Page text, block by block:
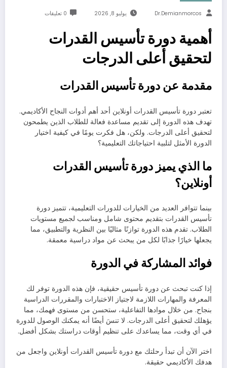
Dr.demianmorcos يوليو 8, 2026 0 تعليقات
أهمية دورة تأسيس القدرات
لتحقيق أعلى الدرجات
مقدمة عن دورة تأسيس القدرات
تعتبر دورة تأسيس القدرات أونلاين أحد أهم أدوات النجاح الأكاديمي.
تهدف هذه الدورة إلى تقديم مساعدة فعالة للطلاب الذين يطمحون
لتحقيق أعلى الدرجات. ولكن، هل فكرت يومًا في كيفية اختيار
الدورة الأمثل لتلبية احتياجاتك التعليمية؟
ما الذي يميز دورة تأسيس القدرات
أونلاين؟
بينما تتوافر العديد من الخيارات للدورات التعليمية، تتميز دورة
تأسيس القدرات بتقديم محتوى شامل ومناسب لجميع مستويات
الطلاب. تقدم هذه الدورة توازنًا مثاليًا بين النظرية والتطبيق، مما
يجعلها خيارًا جذابًا لكل من يبحث عن مواد دراسية معمقة.
فوائد المشاركة في الدورة
إذا كنت تبحث عن دورة تأسيس حقيقية، فإن هذه الدورة توفر لك
المعرفة والمهارات اللازمة لاجتياز الاختبارات والمقررات الدراسية
بنجاح. من خلال موادها التفاعلية، ستحسن من مستوى فهمك، مما
يؤهلك لتحقيق أعلى الدرجات. لا تنسَ أيضًا أنه يمكنك الوصول للدورة
في أي وقت، مما يساعدك على تنظيم أوقات دراستك بشكل أفضل.
اختر الآن أن تبدأ رحلتك مع دورة تأسيس القدرات أونلاين واجعل من
هدفك الأكاديمي حقيقة.